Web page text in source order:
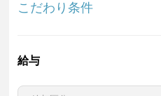
こだわり条件
給与